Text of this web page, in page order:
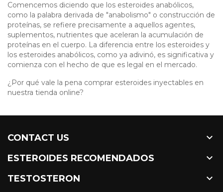
Comencemos diciendo que los esteroides anabólicos,
como la palabra derivada de "anabolismo" o construcción de
proteínas, se refiere precisamente a aquellos agentes,
suplementos, nutrientes que aceleran la acumulación de
proteínas en el cuerpo. La diferencia entre los esteroides y
los esteroides anabólicos, como ya adivinó, es significativa y
comienza con el hecho de que es legal en el mercado.
¿Por qué vale la pena comprar esteroides inyectables en
nuestra tienda online?
CONTACT US 
ESTEROIDES RECOMENDADOS 
TESTOSTERON 